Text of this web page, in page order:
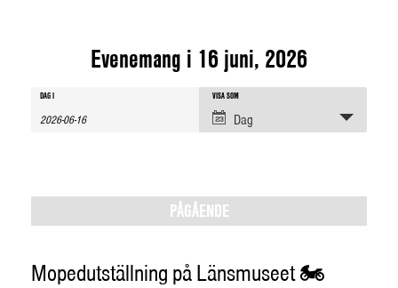
Evenemang i 16 juni, 2026
Evenemang
Views
Navigation
Evenemang
sök
DAG I Evenemang
Views
Navigation
VISA SOM
Dag
PÅGÅENDE
Mopedutställning på Länsmuseet 🏍️